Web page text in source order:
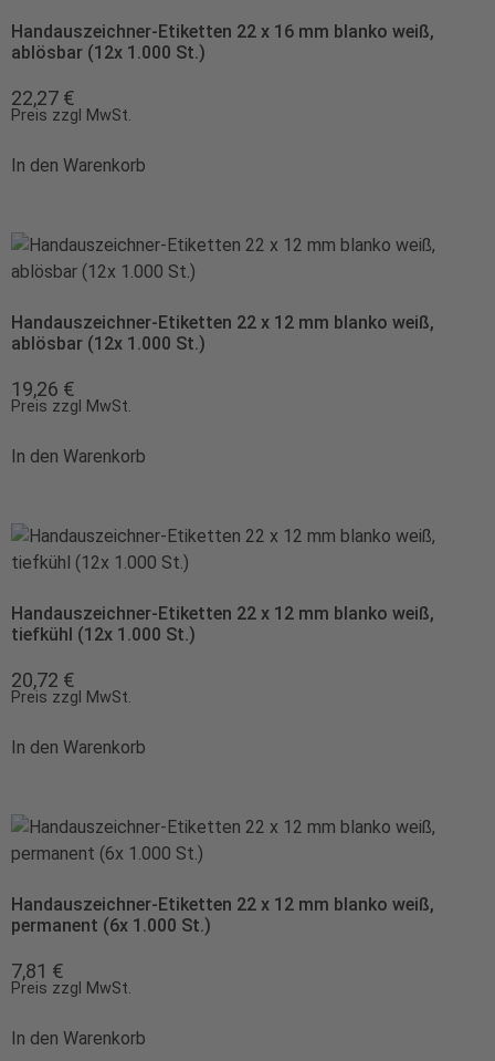
Handauszeichner-Etiketten 22 x 16 mm blanko weiß,
ablösbar (12x 1.000 St.)
22,27 €
Preis zzgl MwSt.
In den Warenkorb
Handauszeichner-Etiketten 22 x 12 mm blanko weiß,
ablösbar (12x 1.000 St.)
19,26 €
Preis zzgl MwSt.
In den Warenkorb
Handauszeichner-Etiketten 22 x 12 mm blanko weiß,
tiefkühl (12x 1.000 St.)
20,72 €
Preis zzgl MwSt.
In den Warenkorb
Handauszeichner-Etiketten 22 x 12 mm blanko weiß,
permanent (6x 1.000 St.)
7,81 €
Preis zzgl MwSt.
In den Warenkorb